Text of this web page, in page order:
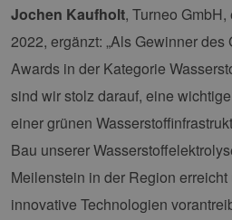
Jochen Kaufholt, Turneo
2022, ergänzt: „Als Gewinner
Awards in der Kategorie
sind wir stolz darauf, eine
einer grünen
Bau unserer
Meilenstein in der Region
innovative Technologien